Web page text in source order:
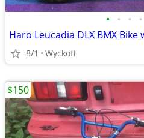
• • • •
Haro Leucadia DLX BMX
8/1 Wyckoff
$150